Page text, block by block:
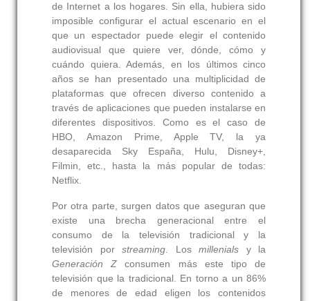
de Internet a los hogares. Sin ella, hubiera sido
imposible configurar el actual escenario en el
que un espectador puede elegir el contenido
audiovisual que quiere ver, dónde, cómo y
cuándo quiera. Además, en los últimos cinco
años se han presentado una multiplicidad de
plataformas que ofrecen diverso contenido a
través de aplicaciones que pueden instalarse en
diferentes dispositivos. Como es el caso de
HBO, Amazon Prime, Apple TV, la ya
desaparecida Sky España, Hulu, Disney+,
Filmin, etc., hasta la más popular de todas:
Netflix.
Por otra parte, surgen datos que aseguran que
existe una brecha generacional entre el
consumo de la televisión tradicional y la
televisión porstreaming . Losmillenials y la
Generación Z consumen más este tipo de
televisión que la tradicional. En torno a un 86%
de menores de edad eligen los contenidos